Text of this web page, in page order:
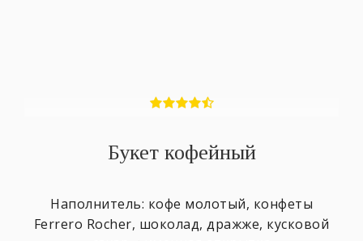
Букет кофейный
Наполнитель: кофе молотый, конфеты
Ferrero Rocher, шоколад, дражже, кусковой